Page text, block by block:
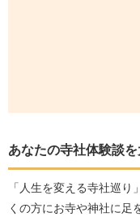
あなたの寺社体験談を
「人生を変える寺社巡
くの方にお寺や神社に足